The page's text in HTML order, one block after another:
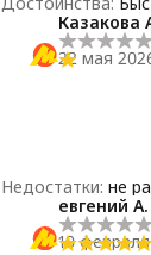
Казакова
22 мая
Недостатки: не
евгений А.
10